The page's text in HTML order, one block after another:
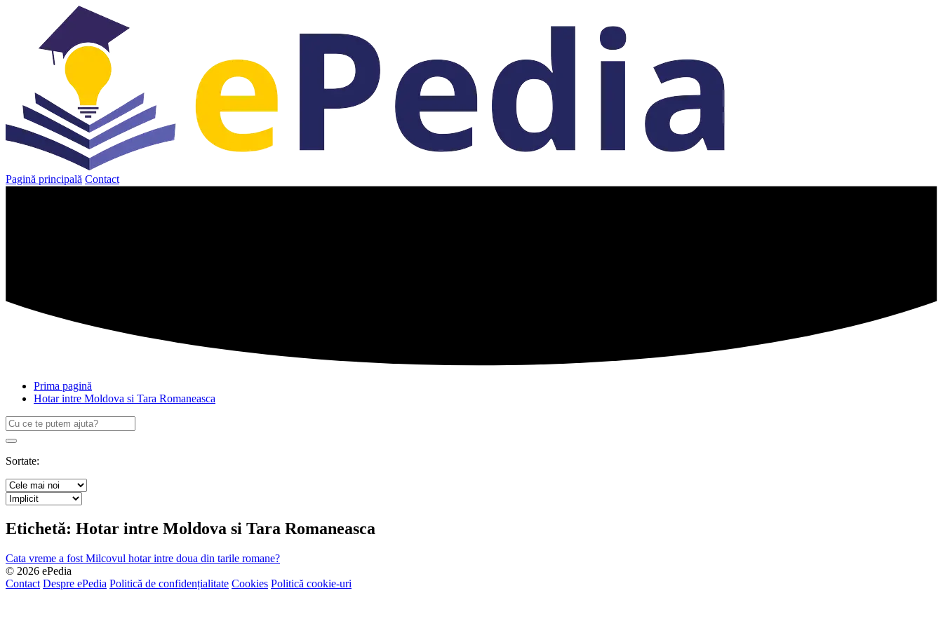
Pagină principală Contact
Prima pagină
Hotar intre Moldova si Tara Romaneasca
Caută
după:
Search
Sortate:
Etichetă: Hotar intre Moldova si Tara Romaneasca
Cata vreme a fost Milcovul hotar intre doua din tarile romane?
© 2026 ePedia
Contact Despre ePedia Politică de confidențialitate Cookies Politică cookie-uri